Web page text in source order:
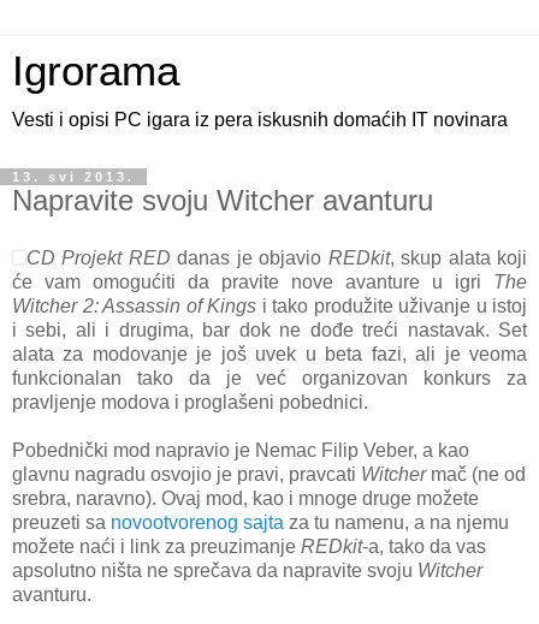
Igrorama
Vesti i opisi PC igara iz pera iskusnih domaćih IT novinara
13. svi 2013.
Napravite svoju Witcher avanturu
CD Projekt REDdanas je objavio REDkit, skup alata koji
će vam omogućiti da pravite nove avanture u igri The
Witcher 2: Assassin of Kings i tako produžite uživanje u istoj
i sebi, ali i drugima, bar dok ne dođe treći nastavak. Set
alata za modovanje je još uvek u beta fazi, ali je veoma
funkcionalan tako da je već organizovan konkurs za
pravljenje modova i proglašeni pobednici.
Pobednički mod napravio je Nemac Filip Veber, a kao
glavnu nagradu osvojio je pravi, pravcati Witcher mač (ne od
srebra, naravno). Ovaj mod, kao i mnoge druge možete
preuzeti sa novootvorenog sajta za tu namenu, a na njemu
možete naći i link za preuzimanje REDkit-a, tako da vas
apsolutno ništa ne sprečava da napravite svoju Witcher
avanturu.